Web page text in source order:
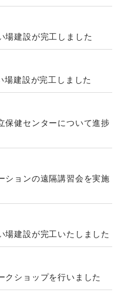
場建設が完工しました
場建設が完工しました
保健センターについて進捗
ションの遠隔講習会を実施
場建設が完工いたしました
クショップを行いました